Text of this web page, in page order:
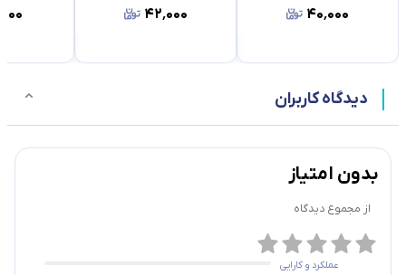
جنس بدنه پلمیمر مقاوم به ضربه
طول کابل
دکمه روشن و خاموش
۴۰٬۰۰۰ ۴۲٬۰۰۰
دیدگاه کاربران
بدون امتیاز
از مجموع دیدگاه
عملکرد و کارایی